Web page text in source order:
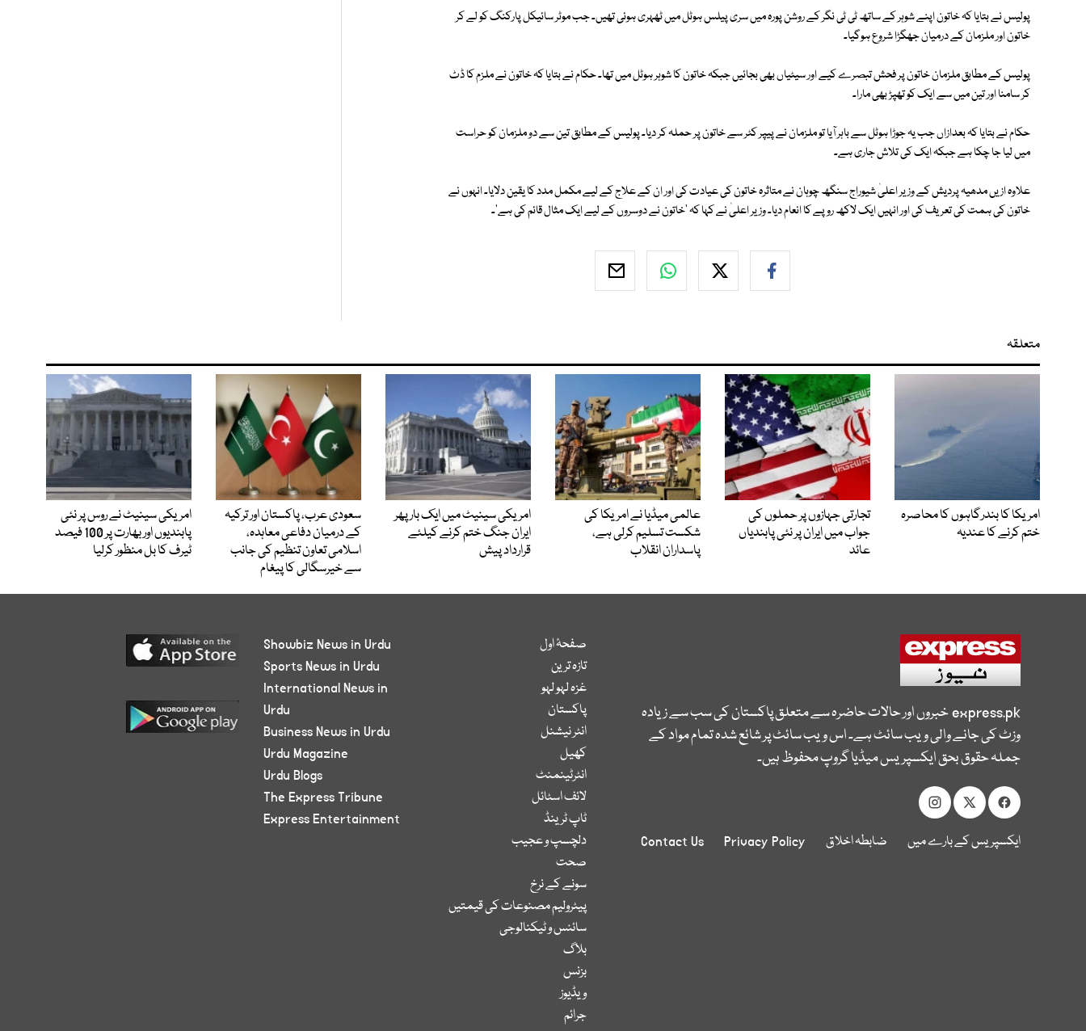
پولیس نے بتایا کہ خاتون اپنے شوہر کے ساتھ ٹی ٹی نگر کے روشن پورہ میں سری پیلس ہوٹل میں ٹھہری ہوئی تھیں۔ جب موٹر سائیکل پارکنگ کو لے کر
خاتون اور ملزمان کے درمیان جھگڑا شروع ہوگیا۔
پولیس کے مطابق ملزمان خاتون پر فحش تبصرے کیے اور سیٹیاں بھی بجائیں جبکہ خاتون کا شوہر ہوٹل میں تھا۔ حکام نے بتایا کہ خاتون نے ملزم کا ڈٹ
کر سامنا اور تین میں سے ایک کو تھپڑ بھی مارا۔
حکام نے بتایا کہ بعدازاں جب یہ جوڑا ہوٹل سے باہر آیا تو ملزمان نے پیپر کٹر سے خاتون پر حملہ کر دیا۔ پولیس کے مطابق تین سے دو ملزمان کو حراست
میں لیا جا چکا ہے جبکہ ایک کی تلاش جاری ہے۔
علاوہ ازیں مدھیہ پردیش کے وزیر اعلیٰ شیوراج سنگھ چوہان نے متاثرہ خاتون کی عیادت کی اور ان کے علاج کے لیے مکمل مدد کا یقین دلایا۔ انہوں نے
خاتون کی ہمت کی تعریف کی اور انہیں ایک لاکھ روپے کا انعام دیا۔ وزیر اعلیٰ نے کہا کہ 'خاتون نے دوسروں کے لیے ایک مثال قائم کی ہے'۔
متعلقہ
امریکا کا بندرگاہوں کا محاصرہ
ختم کرنے کا عندیہ
تجارتی جہازوں پر حملوں کی
جواب میں ایران پر نئی پابندیاں
عائد
عالمی میڈیا نے امریکا کی
شکست تسلیم کرلی ہے،
پاسداران انقلاب
امریکی سینیٹ میں ایک بار پھر
ایران جنگ ختم کرنے کیلئے
قرارداد پیش
سعودی عرب، پاکستان اور ترکیہ
کے درمیان دفاعی معاہدہ،
اسلامی تعاون تنظیم کی جانب
سے خیرسگالی کا پیغام
امریکی سینیٹ نے روس پر نئی
پابندیوں اور بھارت پر 100 فیصد
ٹیرف کا بل منظور کرلیا
express.pkخبروں اور حالات حاضرہ سے متعلق پاکستان کی سب سے زیادہ
وزٹ کی جانے والی ویب سائٹ ہے۔ اس ویب سائٹ پر شائع شدہ تمام مواد کے
جملہ حقوق بحق ایکسپریس میڈیا گروپ محفوظ ہیں۔
ایکسپریس کے بارے میں ضابطہ اخلاق Privacy Policy
Contact Us
صفحۂ اول
تازہ ترین
غزہ لہو لہو
پاکستان
انٹر نیشنل
کھیل
انٹرٹینمنٹ
لائف اسٹائل
ٹاپ ٹرینڈ
دلچسپ و عجیب
صحت
سونے کے نرخ
پیٹرولیم مصنوعات کی قیمتیں
سائنس و ٹیکنالوجی
بلاگ
بزنس
ویڈیوز
جرائم
Showbiz News in Urdu
Sports News in Urdu
International News in
Urdu
Business News in Urdu
Urdu Magazine
Urdu Blogs
The Express Tribune
Express Entertainment